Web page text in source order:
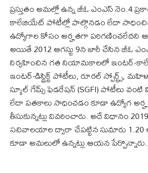
ప్రస్తుతం అమల్లో ఉన్న జీఓ ఎంఎస్ నెం.4
కాలేజియేట్ పోటీల్లో పాల్గొనడం లేదా
ఉద్యోగాల కోసం అర్హతగా పరిగణించలేదని
అయితే 2012 ఆగస్టు 9న జారీ చేసిన జీఓ
నిర్వహించిన గత నియామకాలలో ఇంటర్-
ఇంటర్-డిస్ట్రిక్ట్ పోటీలు, రూరల్ స్పోర్ట్స్,
స్కూల్ గేమ్స్ ఫెడరేషన్ (SGFI) పోటీలు
లేదా పతకాలు సాధించడం కూడా ఉద్యోగ
తీసుకున్నట్లు వివరించారు. అదే విధానం
సచివాలయాల ద్వారా చేపట్టిన సుమారు
కూడా అమలులో ఉన్నట్లు ఆయన పేర్పొన్నారు.